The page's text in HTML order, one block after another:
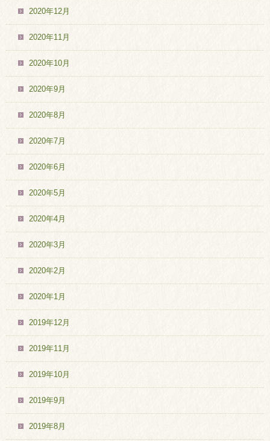
2020年12月
2020年11月
2020年10月
2020年9月
2020年8月
2020年7月
2020年6月
2020年5月
2020年4月
2020年3月
2020年2月
2020年1月
2019年12月
2019年11月
2019年10月
2019年9月
2019年8月